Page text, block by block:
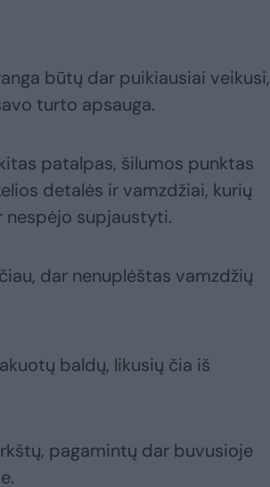
būtų dar puikiausiai veikusi,
turto apsauga.
patalpas, šilumos punktas
detalės ir vamzdžiai, kurių
nespėjo supjaustyti.
dar nenuplėštas vamzdžių
baldų, likusių čia iš
pagamintų dar buvusioje